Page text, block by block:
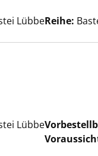
LübbeReihe:
Lübbe